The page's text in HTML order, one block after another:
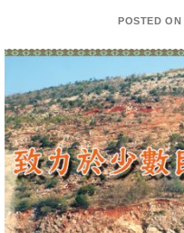
POSTED ON